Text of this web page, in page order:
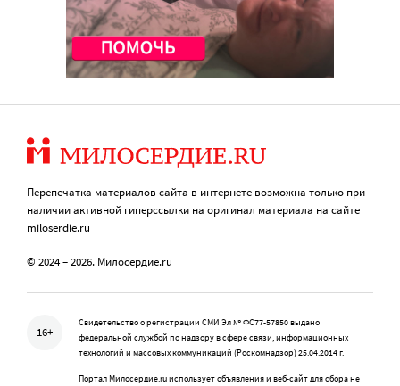
Перепечатка материалов сайта в интернете возможна только при
наличии активной гиперссылки на оригинал материала на сайте
miloserdie.ru
© 2024 – 2026. Милосердие.ru
16+
Свидетельство о регистрации СМИ Эл № ФС77-57850 выдано
федеральной службой по надзору в сфере связи, информационных
технологий и массовых коммуникаций (Роскомнадзор) 25.04.2014 г.
Портал Милосердие.ru использует объявления и веб-сайт для сбора не